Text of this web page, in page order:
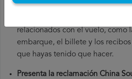
origen y el aeropuerto de
relacionados con el vuelo, como
embarque, el billete y los
que hayas tenido que hacer.
Presenta la reclamación China